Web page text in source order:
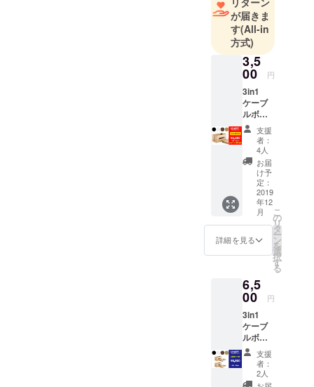
品など多方
面のニーズ
を取り込
み、様々な
製品をお客
さまへ提供
しおかげさ
まで多くの
方々から高
い評価をい
ただいてお
ります。ヨ
ドバシカメ
ラ、ビック
カメラ、東
急ハンズや
ロフトと
量販店に商
品を並べる
までに成長
しました。
■営業時間■
土日/祝日を
が届きま
す(All-in
方式)
3,5
00 円
3in1
ケーブ
ルボッ
クス 1
台
CAMPF
IRE限定
価格
10%OF
F 定価
3,880
円
→
3,500円
（送
料・消
み） 下
記4色か
らご希
望の色
をお選
びいた
だけま
す。 ・
ブラッ
ク ・ホ
支援
者：
4人
お届
け予
定：
2019
年12
月
詳細を見る
こ
の
リ
タ
ー
ン
を
選
択
す
る
6,5
00 円
3in1
ケーブ
ルボッ
クス 2
台セッ
17%OF
支援
者：
2人